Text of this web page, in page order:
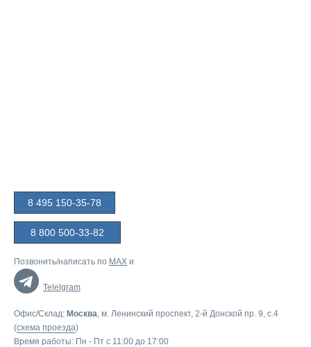
8 495 150-35-78
8 800 500-33-82
Позвонить/написать по MAX и
Telelgram
Офис/Склад: Москва, м. Ленинский проспект, 2-й Донской пр. 9, c.4
(схема проезда)
Время работы: Пн - Пт с 11:00 до 17:00